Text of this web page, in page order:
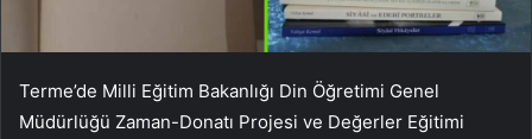
Terme’de Milli Eğitim Bakanlığı Din Öğretimi Genel
Müdürlüğü Zaman-Donatı Projesi ve Değerler Eğitimi